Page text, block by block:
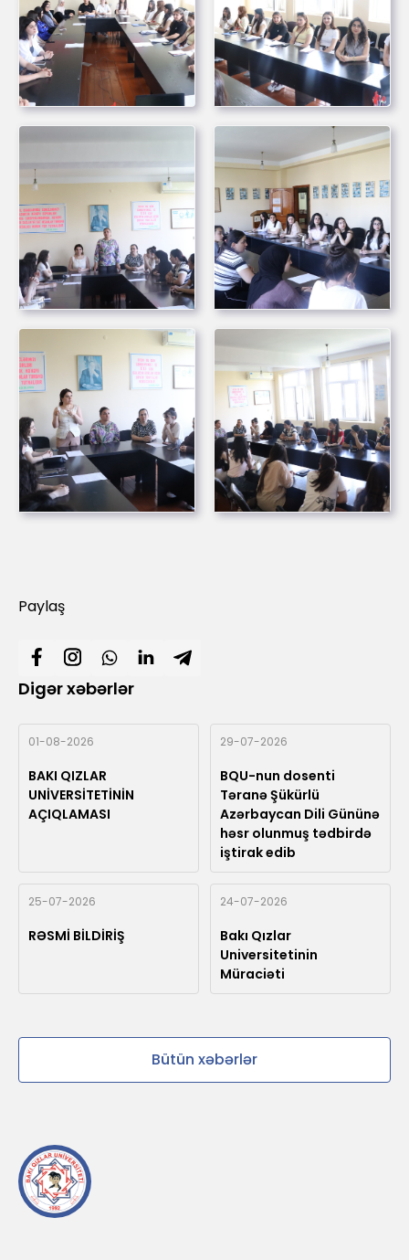
Paylaş
Digər xəbərlər
01-08-2026
BAKI QIZLAR
UNİVERSİTETİNİN
AÇIQLAMASI
29-07-2026
BQU-nun dosenti
Təranə Şükürlü
Azərbaycan Dili Gününə
həsr olunmuş tədbirdə
iştirak edib
25-07-2026
RƏSMİ BİLDİRİŞ
24-07-2026
Bakı Qızlar
Universitetinin
Müraciəti
Bütün xəbərlər